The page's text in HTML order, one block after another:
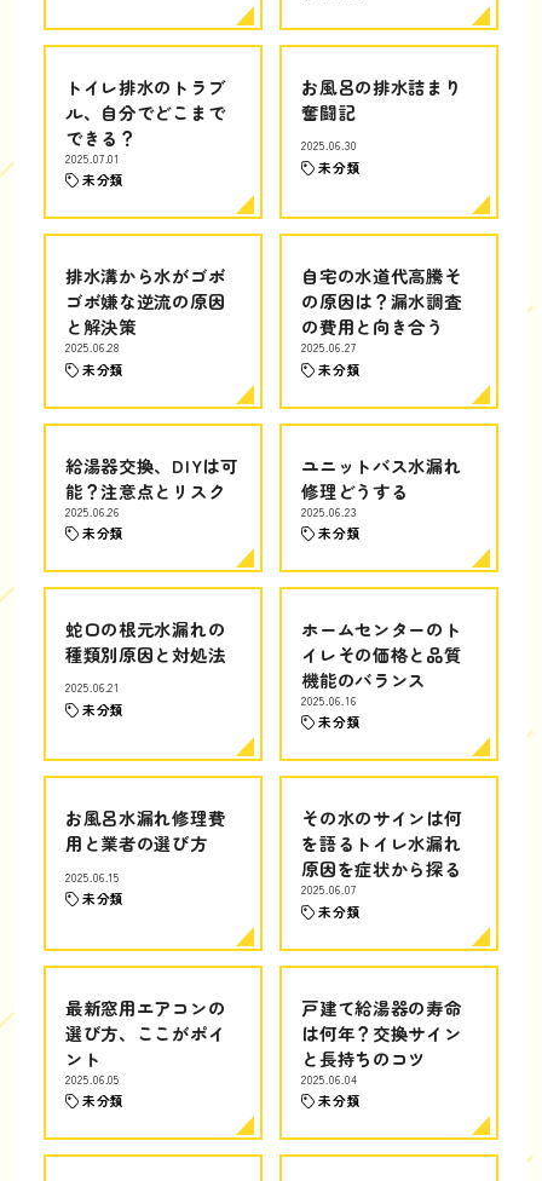
トイレ排水のトラブ
ル、自分でどこまで
できる？
2025.07.01
未分類
お風呂の排水詰まり
奮闘記
2025.06.30
未分類
排水溝から水がゴボ
ゴボ嫌な逆流の原因
と解決策
2025.06.28
未分類
自宅の水道代高騰そ
の原因は？漏水調査
の費用と向き合う
2025.06.27
未分類
給湯器交換、DIYは可
能？注意点とリスク
2025.06.26
未分類
ユニットバス水漏れ
修理どうする
2025.06.23
未分類
蛇口の根元水漏れの
種類別原因と対処法
2025.06.21
未分類
ホームセンターのト
イレその価格と品質
機能のバランス
2025.06.16
未分類
お風呂水漏れ修理費
用と業者の選び方
2025.06.15
未分類
その水のサインは何
を語るトイレ水漏れ
原因を症状から探る
2025.06.07
未分類
最新窓用エアコンの
選び方、ここがポイ
ント
2025.06.05
未分類
戸建て給湯器の寿命
は何年？交換サイン
と長持ちのコツ
2025.06.04
未分類